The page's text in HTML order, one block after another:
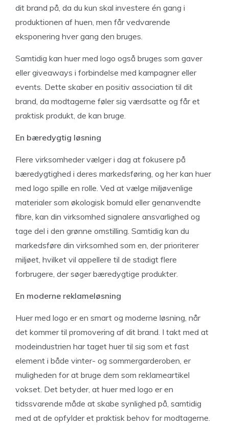
dit brand på, da du kun skal investere én gang i
produktionen af huen, men får vedvarende
eksponering hver gang den bruges.
Samtidig kan huer med logo også bruges som gaver
eller giveaways i forbindelse med kampagner eller
events. Dette skaber en positiv association til dit
brand, da modtagerne føler sig værdsatte og får et
praktisk produkt, de kan bruge.
En bæredygtig løsning
Flere virksomheder vælger i dag at fokusere på
bæredygtighed i deres markedsføring, og her kan huer
med logo spille en rolle. Ved at vælge miljøvenlige
materialer som økologisk bomuld eller genanvendte
fibre, kan din virksomhed signalere ansvarlighed og
tage del i den grønne omstilling. Samtidig kan du
markedsføre din virksomhed som en, der prioriterer
miljøet, hvilket vil appellere til de stadigt flere
forbrugere, der søger bæredygtige produkter.
En moderne reklameløsning
Huer med logo er en smart og moderne løsning, når
det kommer til promovering af dit brand. I takt med at
modeindustrien har taget huer til sig som et fast
element i både vinter- og sommergarderoben, er
muligheden for at bruge dem som reklameartikel
vokset. Det betyder, at huer med logo er en
tidssvarende måde at skabe synlighed på, samtidig
med at de opfylder et praktisk behov for modtagerne.